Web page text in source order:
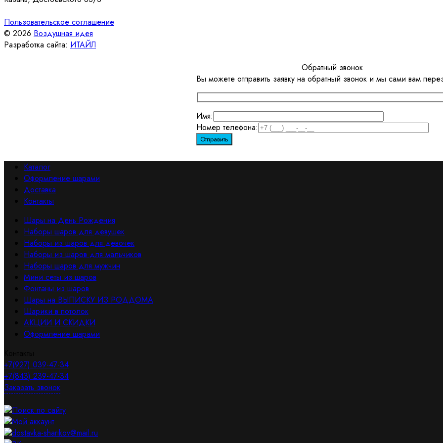
Пользовательское соглашение
© 2026 Воздушная идея
Разработка сайта: ИТАЙЛ
Обратный звонок
Вы можете отправить заявку на обратный звонок и мы сами вам
Имя:
Номер телефона:
Каталог
Оформление шарами
Доставка
Контакты
Шары на День Рождения
Наборы шаров для девушек
Наборы из шаров для девочек
Наборы из шаров для мальчиков
Наборы шаров для мужчин
Мини сеты из шаров
Фонтаны из шаров
Шары на ВЫПИСКУ ИЗ РОДДОМА
Шарики в потолок
АКЦИИ И СКИДКИ
Оформление шарами
+7(927) 039-47-34
+7(843) 239-47-34
Заказать звонок
Поиск по сайту
Мой аккаунт
dostavka-sharikov@mail.ru